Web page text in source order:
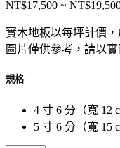
NT$17,500 ~
實木地板以每坪計價
圖片僅供參考，請以
規格
4 寸 6 分（寬 12
5 寸 6 分（寬 15